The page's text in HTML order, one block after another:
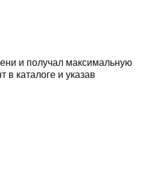
и получал максимальную
каталоге и указав